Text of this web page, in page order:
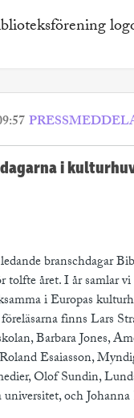
i
branschdagar
tolfte året. I år samlar vi
i Europas
finns Lars
Barbara Jones,
Esaiasson,
Olof Sundin,
universitet, och